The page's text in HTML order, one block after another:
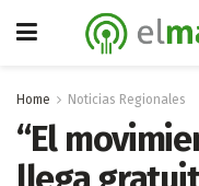
Home Noticias Regionales
“El